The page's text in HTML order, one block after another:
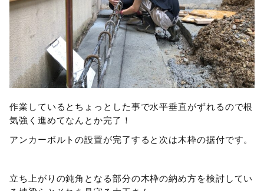
作業しているとちょっとした事で水平垂直がずれるので根
気強く進めてなんとか完了！
アンカーボルトの設置が完了すると次は木枠の据付です。
立ち上がりの鈍角となる部分の木枠の納め方を検討してい